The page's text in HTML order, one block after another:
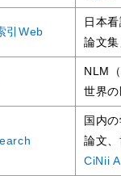
引Web
日本
論文
NLM
世界
国内
論文
CiNii